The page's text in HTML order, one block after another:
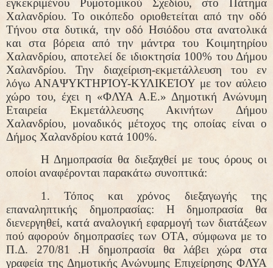
Χαλανδρίου. Το οικόπεδο οριοθετείται από την οδό
Τήνου στα δυτικά, την οδό Ησιόδου στα ανατολικά
και στα βόρεια από την μάντρα του Κοιμητηρίου
Χαλανδρίου, αποτελεί δε ιδιοκτησία 100% του Δήμου
Χαλανδρίου. Την διαχείριση-εκμετάλλευση του εν
λόγω ΑΝΑΨΥΚΤΗΡΊΟΥ-ΚΥΛΙΚΕΊΟΥ με τον αύλειο
χώρο του, έχει η «ΦΛΥΑ Α.Ε.» Δημοτική Ανώνυμη
Εταιρεία Εκμετάλλευσης Ακινήτων Δήμου
Χαλανδρίου, μοναδικός μέτοχος της οποίας είναι ο
Δήμος Χαλανδρίου κατά 100%.
Η Δημοπρασία θα διεξαχθεί με τους όρους οι
οποίοι αναφέρονται παρακάτω συνοπτικά:
1. Τόπος και χρόνος διεξαγωγής της
επαναληπτικής δημοπρασίας: Η δημοπρασία θα
διενεργηθεί, κατά αναλογική εφαρμογή των διατάξεων
πού αφορούν δημοπρασίες των ΟΤΑ, σύμφωνα με το
Π.Δ. 270/81 .Η δημοπρασία θα λάβει χώρα στα
γραφεία της Δημοτικής Ανώνυμης Επιχείρησης ΦΛΥΑ